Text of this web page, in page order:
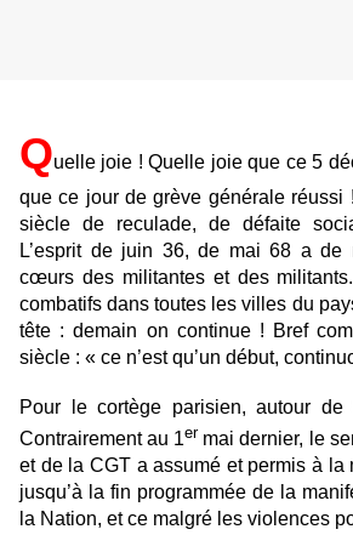
Quelle joie ! Quelle joie que ce 5
que ce jour de grève générale réussi
siècle de reculade, de défaite
L’esprit de juin 36, de mai 68 a de
cœurs des militantes et des
combatifs dans toutes les villes du
tête : demain on continue ! Bref
siècle : « ce n’est qu’un début,
Pour le cortège parisien, autour de
Contrairement au 1er mai dernier, le
et de la CGT a assumé et permis à la
jusqu’à la fin programmée de la
la Nation, et ce malgré les violences